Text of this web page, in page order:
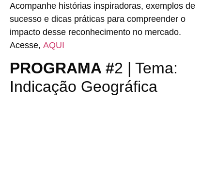
Acompanhe histórias inspiradoras, exemplos de
sucesso e dicas práticas para compreender o
impacto desse reconhecimento no mercado.
Acesse, AQUI
PROGRAMA #2 | Tema:
Indicação Geográfica